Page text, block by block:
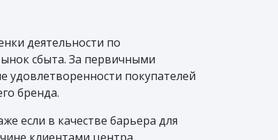
деятельности по
сбыта. За первичными
покупателей
бренда.
если в качестве барьера для